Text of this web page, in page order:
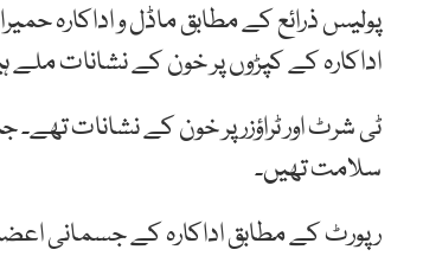
پولیس ذرائع کے مطابق ماڈل و اداکارہ
اداکارہ کے کپڑوں پر خون کے نشانات
ٹی شرٹ اور ٹراؤزر پر خون کے نشانات
سلامت تھیں۔
رپورٹ کے مطابق اداکارہ کے جسمانی